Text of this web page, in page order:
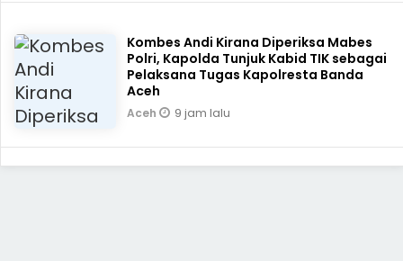
Kombes Andi Kirana Diperiksa Mabes
Polri, Kapolda Tunjuk Kabid TIK sebagai
Pelaksana Tugas Kapolresta Banda
Aceh
Aceh 9 jam lalu